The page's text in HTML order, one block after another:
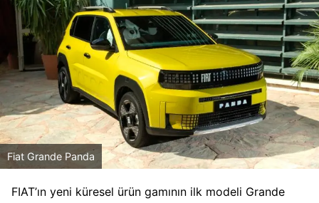
Fiat Grande Panda
FIAT’ın yeni küresel ürün gamının ilk modeli Grande